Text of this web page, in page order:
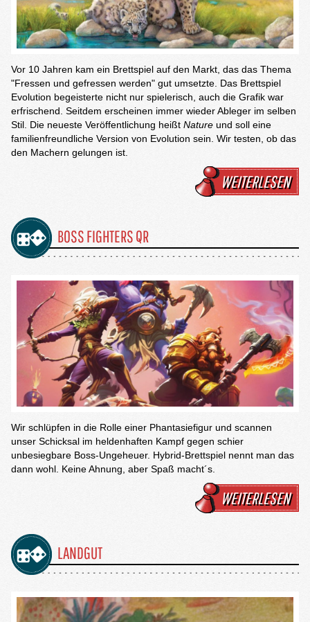
Vor 10 Jahren kam ein Brettspiel auf den Markt, das das Thema
"Fressen und gefressen werden" gut umsetzte. Das Brettspiel
Evolution begeisterte nicht nur spielerisch, auch die Grafik war
erfrischend. Seitdem erscheinen immer wieder Ableger im selben
Stil. Die neueste Veröffentlichung heißt Nature und soll eine
familienfreundliche Version von Evolution sein. Wir testen, ob das
den Machern gelungen ist.
WEITERLESEN
BOSS FIGHTERS QR
Wir schlüpfen in die Rolle einer Phantasiefigur und scannen
unser Schicksal im heldenhaften Kampf gegen schier
unbesiegbare Boss-Ungeheuer. Hybrid-Brettspiel nennt man das
dann wohl. Keine Ahnung, aber Spaß macht´s.
WEITERLESEN
LANDGUT